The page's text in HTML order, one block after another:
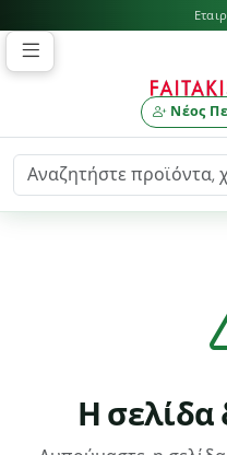
Νέος
Η σελίδα